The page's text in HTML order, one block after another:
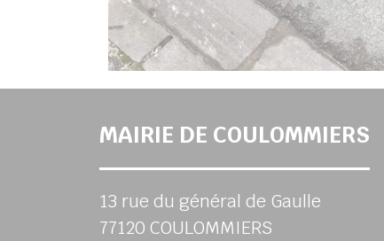
MAIRIE DE COULOMMIERS
13 rue du général de Gaulle
77120 COULOMMIERS